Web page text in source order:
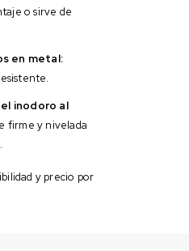
o sirve de
en metal:
inodoro al
firme y nivelada
y precio por